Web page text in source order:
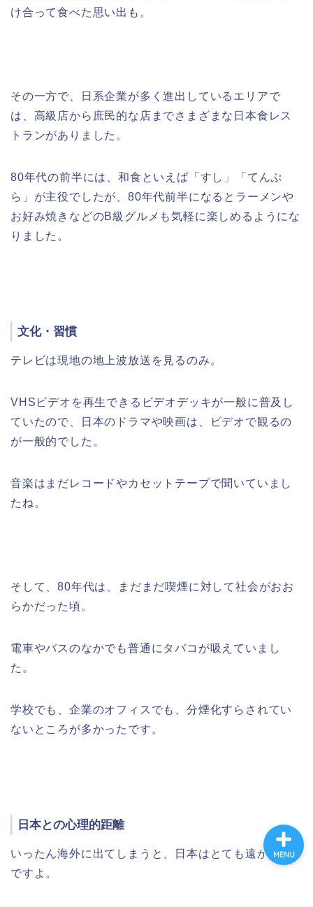
け合って食べた思い出も。
その一方で、日系企業が多く進出しているエリアで
は、高級店から庶民的な店までさまざまな日本食レス
トランがありました。
80年代の前半には、和食といえば「すし」「てんぷ
ら」が主役でしたが、80年代前半になるとラーメンや
お好み焼きなどのB級グルメも気軽に楽しめるようにな
りました。
文化・習慣
テレビは現地の地上波放送を見るのみ。
VHSビデオを再生できるビデオデッキが一般に普及し
ていたので、日本のドラマや映画は、ビデオで観るの
が一般的でした。
音楽はまだレコードやカセットテープで聞いていまし
たね。
そして、80年代は、まだまだ喫煙に対して社会がおお
らかだった頃。
電車やバスのなかでも普通にタバコが吸えていまし
た。
学校でも、企業のオフィスでも、分煙化すらされてい
ないところが多かったです。
日本との心理的距離
いったん海外に出てしまうと、日本はとても遠かった
ですよ。
MENU
ホーム